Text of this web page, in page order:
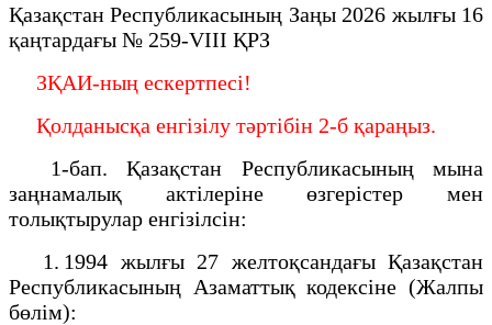
Қазақстан Республикасының Заңы 2026 жылғы 16
қаңтардағы № 259-VIII ҚРЗ
ЗҚАИ-ның ескертпесі!
Қолданысқа енгізілу тәртібін 2-б қараңыз.
1-бап. Қазақстан Республикасының мына
заңнамалық актілеріне өзгерістер мен
толықтырулар енгізілсін:
1. 1994 жылғы 27 желтоқсандағы Қазақстан
Республикасының Азаматтық кодексiне (Жалпы
бөлім):